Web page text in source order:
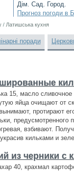
Дім. Сад. Город.
Прогноз погоди в
/ Латишська кухня
поради
15, масло сливочное
яйца очищают от
протирают
предусмотренного
взбивают.
кильками и
из черники с
40, крахмал